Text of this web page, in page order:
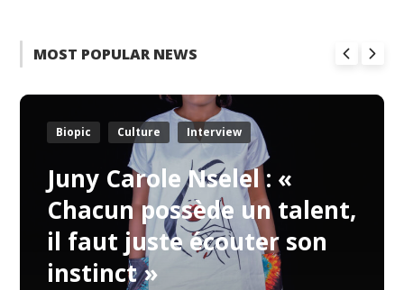
MOST POPULAR NEWS
Juny Carole Nselel : «
Chacun possède un talent,
il faut juste écouter son
instinct »
Biopic Culture Interview